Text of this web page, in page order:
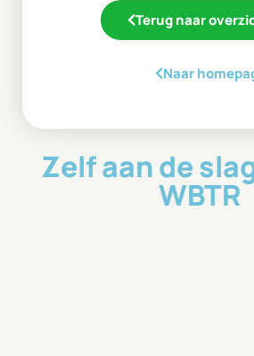
Terug naar
Naar
Zelf aan de
WBTR